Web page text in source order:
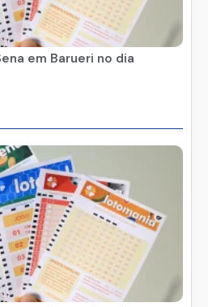
em Barueri no dia